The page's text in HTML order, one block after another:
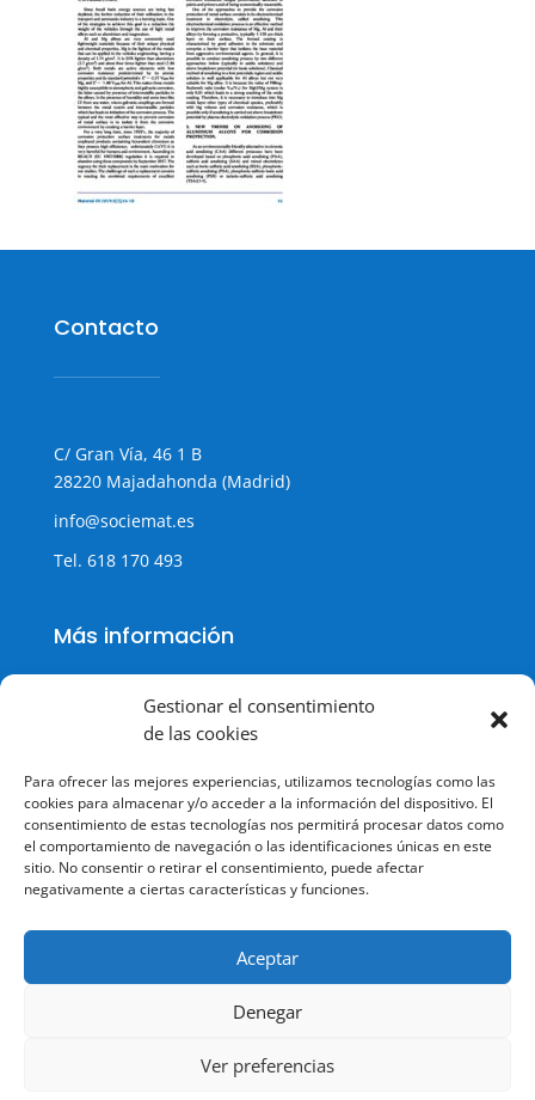
Gestionar el consentimiento
de las cookies
Para ofrecer las mejores experiencias, utilizamos tecnologías como las
cookies para almacenar y/o acceder a la información del dispositivo. El
consentimiento de estas tecnologías nos permitirá procesar datos como
el comportamiento de navegación o las identificaciones únicas en este
sitio. No consentir o retirar el consentimiento, puede afectar
negativamente a ciertas características y funciones.
Aceptar
Denegar
Ver preferencias
Contacto
C/ Gran Vía, 46 1 B
28220 Majadahonda (Madrid)
info@sociemat.es
Tel. 618 170 493
Más información
Política de Privacidad
Aviso legal
Terminos y condiciones
© Todos los derechos reservados.